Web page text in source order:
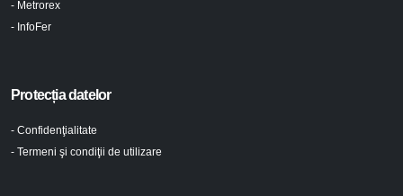
- Metrorex
- InfoFer
Protecția datelor
- Confidenţialitate
- Termeni şi condiţii de utilizare